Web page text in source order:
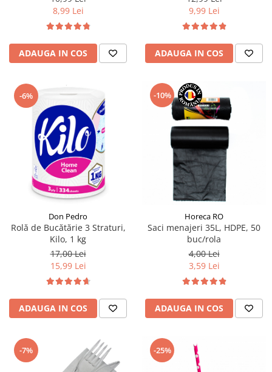
8,99 Lei
ADAUGA IN COS
9,99 Lei
ADAUGA IN COS
-6%
Don Pedro
Rolă de Bucătărie 3 Straturi,
Kilo, 1 kg
17,00 Lei
15,99 Lei
ADAUGA IN COS
-10%
Horeca RO
Saci menajeri 35L, HDPE, 50
buc/rola
4,00 Lei
3,59 Lei
ADAUGA IN COS
-7% -25%